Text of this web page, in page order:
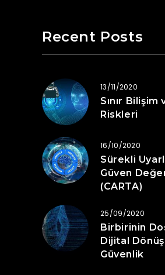
Recent Posts
13/11/2020
Sınır Bilişim
Riskleri
16/10/2020
Sürekli
Güven
(CARTA)
25/09/2020
Birbirinin
Dijital
Güvenlik